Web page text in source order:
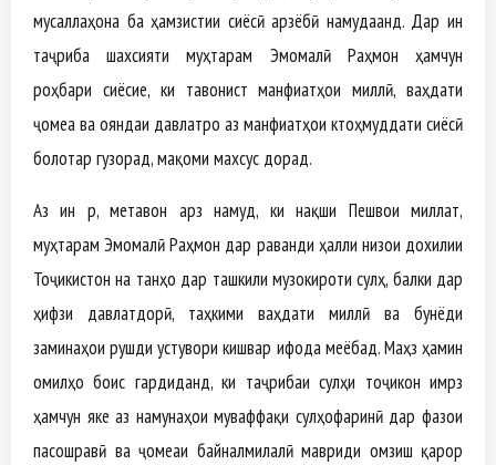
мусаллаҳона ба ҳамзистии сиёсӣ арзёбӣ намудаанд. Дар ин
таҷриба шахсияти муҳтарам Эмомалӣ Раҳмон ҳамчун
роҳбари сиёсие, ки тавонист манфиатҳои миллӣ, ваҳдати
ҷомеа ва ояндаи давлатро аз манфиатҳои кӯтоҳмуддати сиёсӣ
болотар гузорад, мақоми махсус дорад.
Аз ин рӯ, метавон арз намуд, ки нақши Пешвои миллат,
муҳтарам Эмомалӣ Раҳмон дар раванди ҳалли низои дохилии
Тоҷикистон на танҳо дар ташкили музокироти сулҳ, балки дар
ҳифзи давлатдорӣ, таҳкими ваҳдати миллӣ ва бунёди
заминаҳои рушди устувори кишвар ифода меёбад. Маҳз ҳамин
омилҳо боис гардиданд, ки таҷрибаи сулҳи тоҷикон имрӯз
ҳамчун яке аз намунаҳои муваффақи сулҳофаринӣ дар фазои
пасошӯравӣ ва ҷомеаи байналмилалӣ мавриди омӯзиш қарор